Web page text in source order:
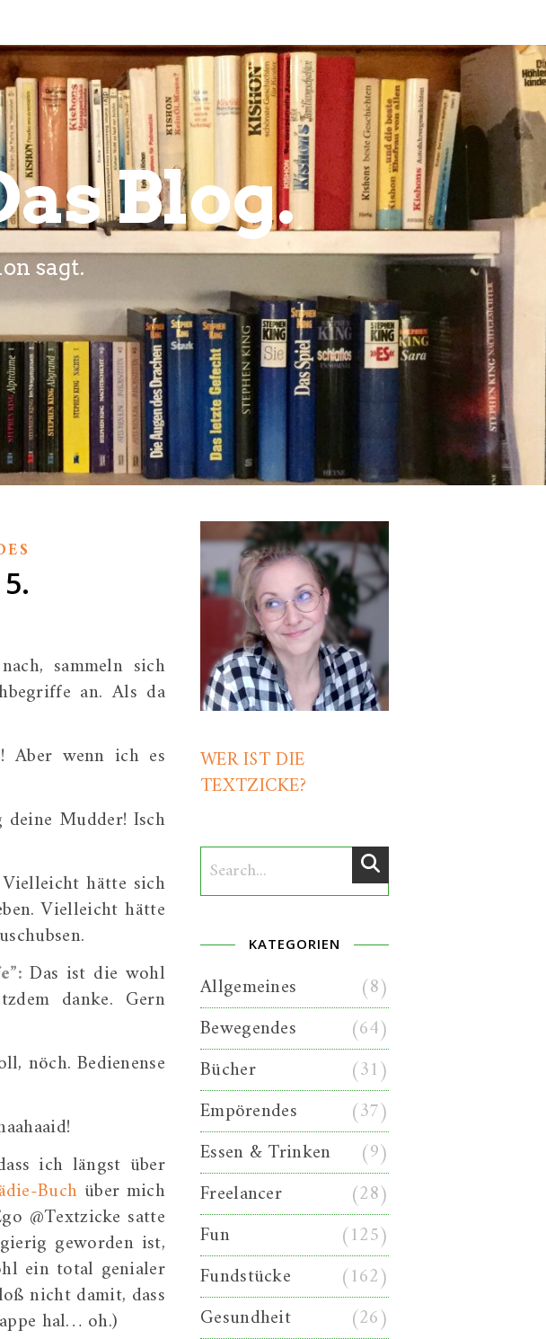
Blog.
sagt.
sammeln sich
an. Als da
Aber wenn ich es
deine Mudder! Isch
hätte sich
Vielleicht hätte
Das ist die wohl
danke. Gern
nöch. Bedienense
ich längst über
Buch über mich
@Textzicke satte
geworden ist,
ein total genialer
nicht damit, dass
hal… oh.)
WER IST DIE
TEXTZICKE?
KATEGORIEN
Allgemeines
(8)
Bewegendes
(64)
Bücher
(31)
Empörendes
(37)
Essen & Trinken
(9)
Freelancer
(28)
Fun
(125)
Fundstücke
(162)
Gesundheit
(26)